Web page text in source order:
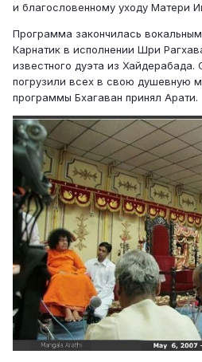
и благословенному уходу Матери
Программа закончилась
Карнатик в исполнении Шри
известного дуэта из Хайдерабада.
погрузили всех в свою душевную
программы Бхагаван принял Арати.